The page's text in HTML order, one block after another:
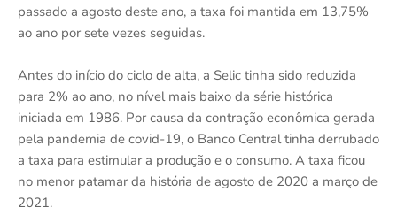
passado a agosto deste ano, a taxa foi mantida em 13,75%
ao ano por sete vezes seguidas.
Antes do início do ciclo de alta, a Selic tinha sido reduzida
para 2% ao ano, no nível mais baixo da série histórica
iniciada em 1986. Por causa da contração econômica gerada
pela pandemia de covid-19, o Banco Central tinha derrubado
a taxa para estimular a produção e o consumo. A taxa ficou
no menor patamar da história de agosto de 2020 a março de
2021.